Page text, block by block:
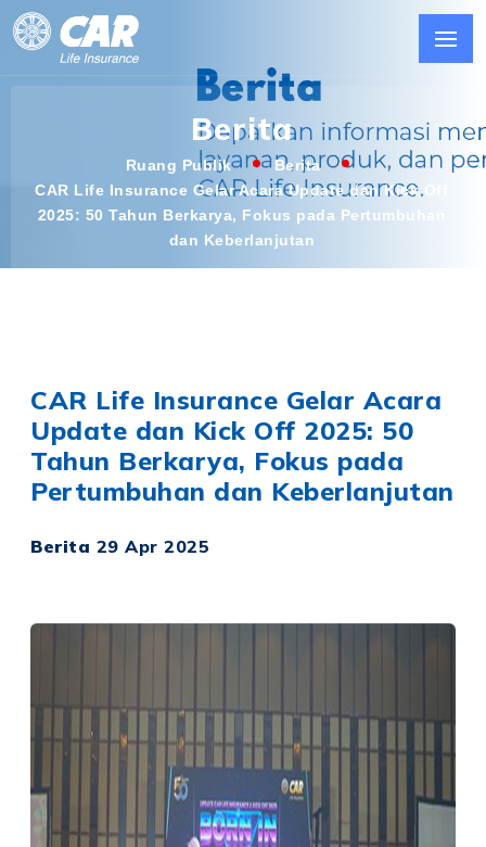
Berita
Ruang Publik
Berita
CAR Life Insurance Gelar Acara Update dan Kick Off
2025: 50 Tahun Berkarya, Fokus pada Pertumbuhan
dan Keberlanjutan
CAR Life Insurance Gelar Acara
Update dan Kick Off 2025: 50
Tahun Berkarya, Fokus pada
Pertumbuhan dan Keberlanjutan
Berita 29 Apr 2025